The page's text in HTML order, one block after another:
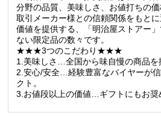
分野の品質、美味しさ、お値打ちの価
取引メーカー様との信頼関係をもと
価値を提供する、「明治屋ストアー
ない限定品の数々です。
★★★3つのこだわり★★★
1.美味しさ…全国から味自慢の商品を
2.安心/安全…経験豊富なバイヤーが
クト。
3.お値段以上の価値…ギフトにもお奨